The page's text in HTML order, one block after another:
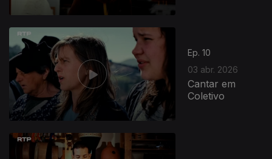
Ep. 10
03 abr. 2026
Cantar em
Coletivo
920363